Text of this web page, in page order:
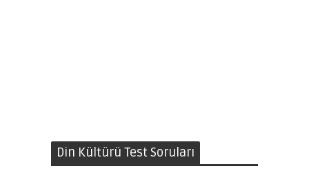
Din Kültürü Test Soruları